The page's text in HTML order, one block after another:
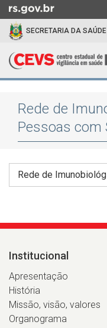
para
para
menu
busca
SECRETARIA DA SAÚDE
conteúdoRede de
Pessoas com
Rede de
Institucional
Apresentação
História
Missão, visão, valores
Organograma